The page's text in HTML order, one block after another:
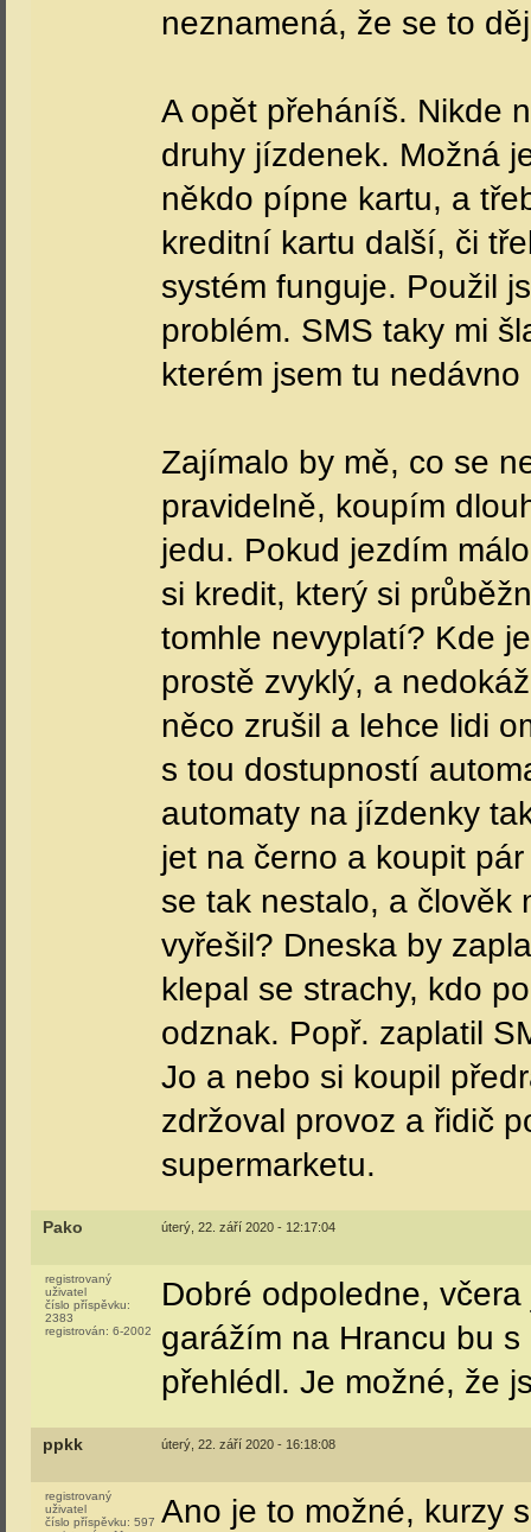
neznamená, že se to
A opět přeháníš. Nikde
druhy jízdenek. Možná
někdo pípne kartu, a
kreditní kartu další, či
systém funguje. Použil
problém. SMS taky mi
kterém jsem tu
Zajímalo by mě, co se
pravidelně, koupím
jedu. Pokud jezdím
si kredit, který si
tomhle nevyplatí? Kde
prostě zvyklý, a
něco zrušil a lehce lidi
s tou dostupností
automaty na jízdenky
jet na černo a koupit
se tak nestalo, a člověk
vyřešil? Dneska by
klepal se strachy, kdo
odznak. Popř. zaplatil
Jo a nebo si koupil
zdržoval provoz a řidič
supermarketu.
Pako úterý, 22. září 2020 - 12:17:04
registrovaný
uživatel
číslo příspěvku:
2383
registrován: 6-2002
Dobré odpoledne,
garážím na Hrancu bu
přehlédl. Je možné, že
ppkk úterý, 22. září 2020 - 16:18:08
registrovaný
uživatel
číslo příspěvku: 597 Ano je to možné, kurzy